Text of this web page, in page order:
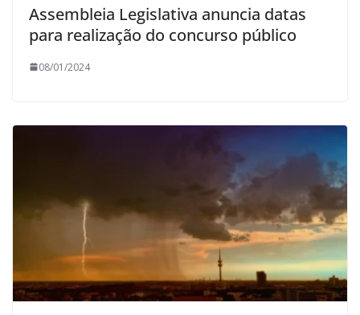
Assembleia Legislativa anuncia datas
para realização do concurso público
08/01/2024